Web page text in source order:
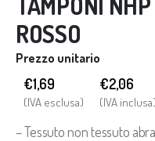
ROSSO
Prezzo unitario
€1,69
(IVA esclusa)
€2,06
(IVA inclusa)
– Tessuto non tessuto